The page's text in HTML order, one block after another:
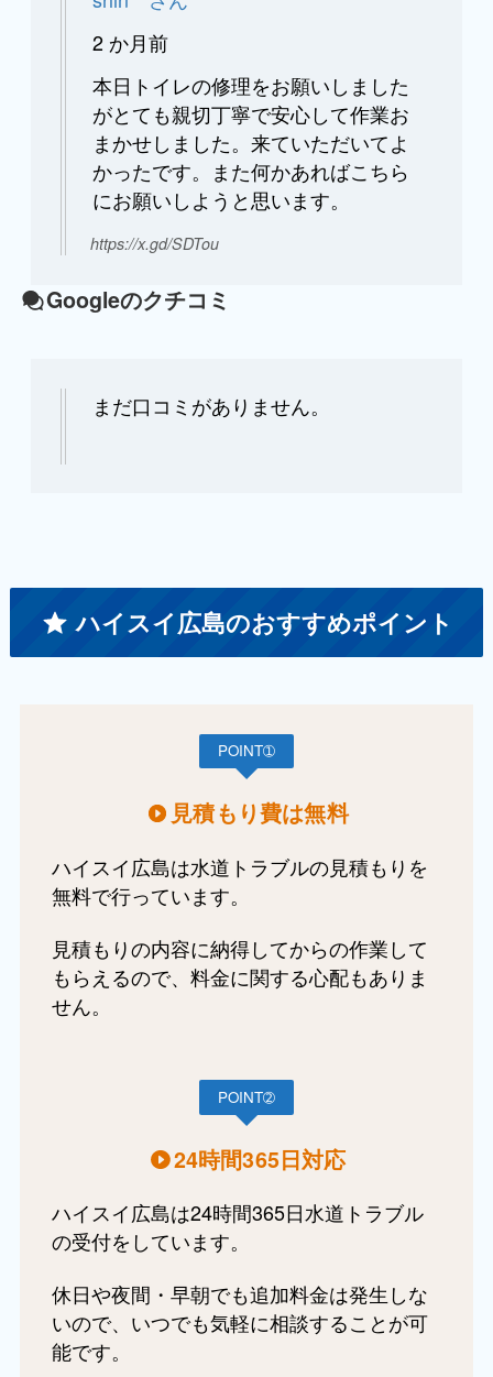
2 か月前
本日トイレの修理をお願いしました
がとても親切丁寧で安心して作業お
まかせしました。来ていただいてよ
かったです。また何かあればこちら
にお願いしようと思います。
https://x.gd/SDTou
Googleのクチコミ
まだ口コミがありません。
ハイスイ広島のおすすめポイント
POINT➀
見積もり費は無料
ハイスイ広島は水道トラブルの見積もりを
無料で行っています。
見積もりの内容に納得してからの作業して
もらえるので、料金に関する心配もありま
せん。
POINT➁
24時間365日対応
ハイスイ広島は24時間365日水道トラブル
の受付をしています。
休日や夜間・早朝でも追加料金は発生しな
いので、いつでも気軽に相談することが可
能です。